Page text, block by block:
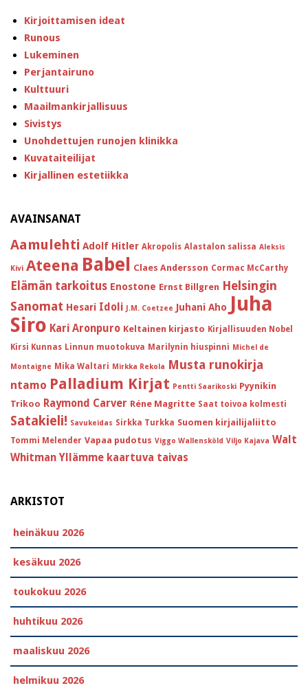
Kirjoittamisen ideat
Runous
Lukeminen
Perjantairuno
Kulttuuri
Maailmankirjallisuus
Sivistys
Unohdettujen runojen klinikka
Kuvataiteilijat
Kirjallinen estetiikka
AVAINSANAT
Aamulehti Adolf Hitler Akropolis Alastalon salissa Aleksis
Kivi Ateena Babel Claes Andersson Cormac McCarthy
Elämän tarkoitus Enostone Ernst Billgren Helsingin
Sanomat Hesari Idoli J.M. Coetzee Juhani Aho Juha
Siro Kari Aronpuro Keltainen kirjasto Kirjallisuuden Nobel
Kirsi Kunnas Linnun muotokuva Marilynin hiuspinni Michel de
Montaigne Mika Waltari Mirkka Rekola Musta runokirja
ntamo Palladium Kirjat Pentti Saarikoski Pyynikin
Trikoo Raymond Carver Réne Magritte Saat toivoa kolmesti
Satakieli! Savukeidas Sirkka Turkka Suomen kirjailijaliitto
Tommi Melender Vapaa pudotus Viggo Wallensköld Viljo Kajava Walt
Whitman Yllämme kaartuva taivas
ARKISTOT
heinäkuu 2026
kesäkuu 2026
toukokuu 2026
huhtikuu 2026
maaliskuu 2026
helmikuu 2026